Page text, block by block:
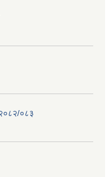
०८३